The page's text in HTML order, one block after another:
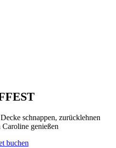
schnappen, zurücklehnen
genießen
buchen